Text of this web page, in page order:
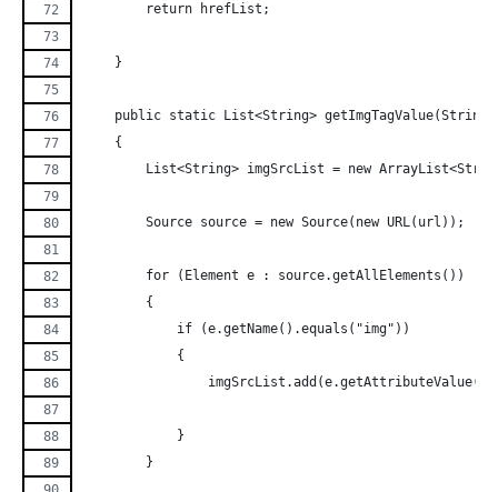
        return hrefList;
    }
public static List<String>
    {
List<String> imgSrcList = new
        Source source = new Source(new URL(url));
        for (Element e : source.getAllElements())
        {
            if (e.getName().equals("img"))
            {
            }
        }